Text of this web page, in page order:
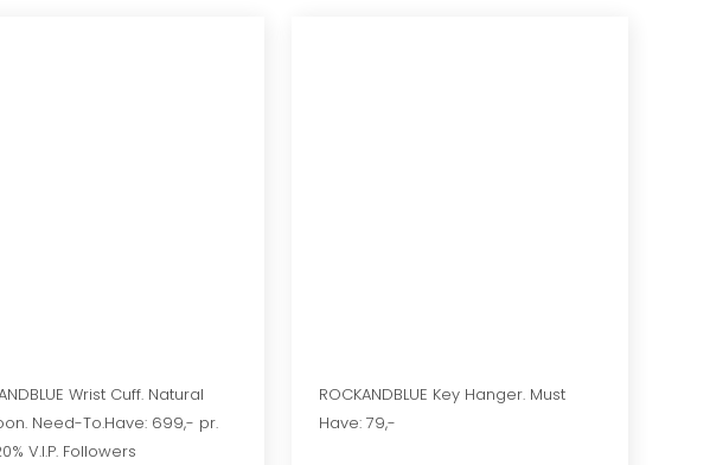
Wrist Cuff. Natural
Need-To.Have: 699,- pr.
V.I.P. Followers
ROCKANDBLUE Key Hanger. Must
Have: 79,-